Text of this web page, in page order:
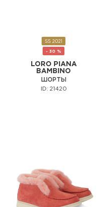
SS 2021
- 30 %
LORO PIANA
BAMBINO
ШОРТЫ
ID: 21420